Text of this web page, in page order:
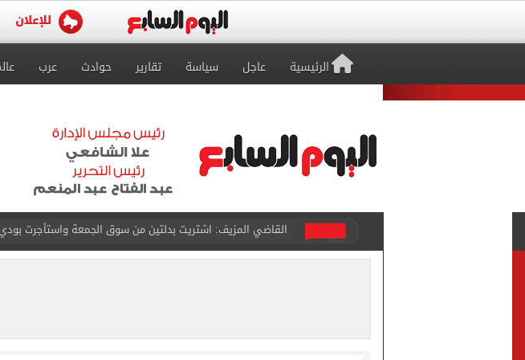
الرئيسية عاجل سياسة تقارير حوادث عرب
برشلونة يطرح تذاكر مواجهة الأهلي على كأس خوان جامبر
طرابزون سبور ينفي الحجز على مستحقات محمد صلاح
الأهلي ينهي مرانه الأول فى معسكر إسبانيا.. جلسة عموتة